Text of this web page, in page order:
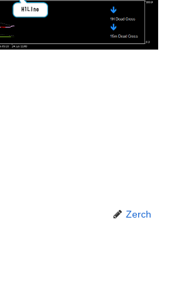
Zerch